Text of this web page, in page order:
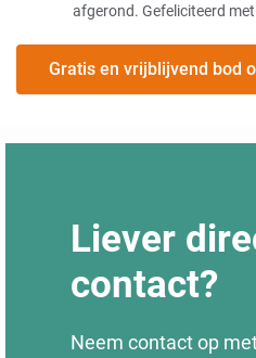
afgerond. Gefeliciteerd
Gratis en vrijblijvend bod
Liever
contact?
Neem contact op